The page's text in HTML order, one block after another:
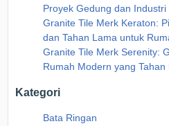
Proyek Gedung dan Industri
Granite Tile Merk Keraton:
dan Tahan Lama untuk
Granite Tile Merk Serenity:
Rumah Modern yang Tahan
Kategori
Bata Ringan